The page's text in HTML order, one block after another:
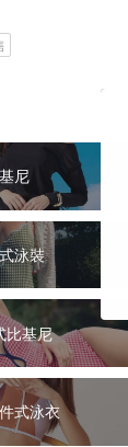
尼
泳裝
比基尼
式泳衣